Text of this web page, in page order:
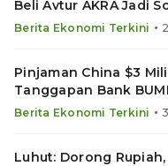
Beli Avtur AKRA Jadi
Berita Ekonomi Terkini •
Pinjaman China $3
Tanggapan Bank
Berita Ekonomi Terkini •
Luhut: Dorong